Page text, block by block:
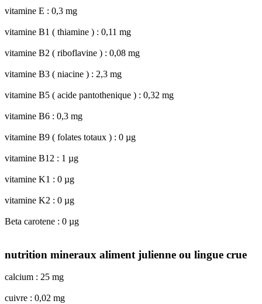
vitamine E : 0,3 mg
vitamine B1 ( thiamine ) : 0,11 mg
vitamine B2 ( riboflavine ) : 0,08 mg
vitamine B3 ( niacine ) : 2,3 mg
vitamine B5 ( acide pantothenique ) : 0,32 mg
vitamine B6 : 0,3 mg
vitamine B9 ( folates totaux ) : 0 µg
vitamine B12 : 1 µg
vitamine K1 : 0 µg
vitamine K2 : 0 µg
Beta carotene : 0 µg
nutrition mineraux aliment julienne ou lingue crue
calcium : 25 mg
cuivre : 0,02 mg